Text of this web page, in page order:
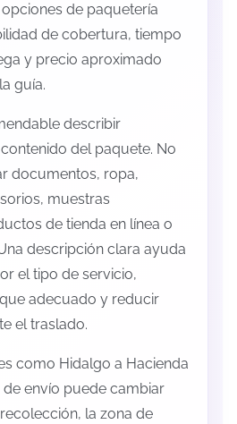
de paquetería
de cobertura, tiempo
y precio aproximado
guía.
describir
del paquete. No
documentos, ropa,
muestras
de tienda en línea o
descripción clara ayuda
el tipo de servicio,
adecuado y reducir
el traslado.
como Hidalgo a Hacienda
de envío puede cambiar
la zona de